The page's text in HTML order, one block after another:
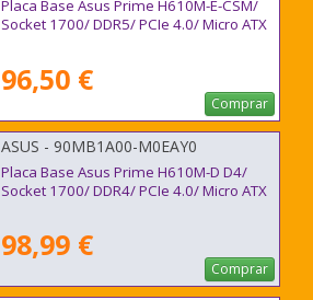
Placa Base Asus Prime H610M-E-CSM/
Socket 1700/ DDR5/ PCIe 4.0/ Micro ATX
96,50 €
Comprar
ASUS - 90MB1A00-M0EAY0
Placa Base Asus Prime H610M-D D4/
Socket 1700/ DDR4/ PCIe 4.0/ Micro ATX
98,99 €
Comprar